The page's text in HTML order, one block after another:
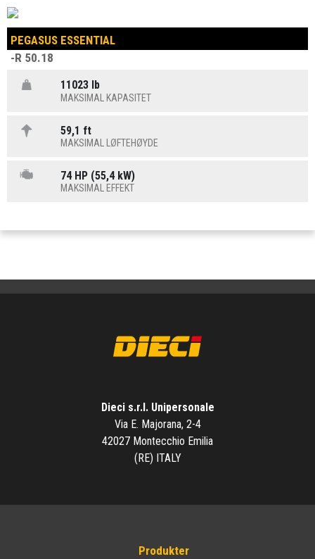
PEGASUS ESSENTIAL
-R 50.18
11023 lb
MAKSIMAL KAPASITET
59,1 ft
MAKSIMAL LØFTEHØYDE
74 HP (55,4 kW)
MAKSIMAL EFFEKT
Dieci s.r.l. Unipersonale
Via E. Majorana, 2-4
42027 Montecchio Emilia
(RE) ITALY
Produkter